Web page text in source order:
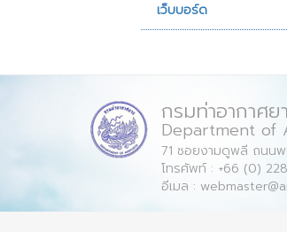
เว็บบอร์ด
กรมท่าอากาศย
Department of
71 ซอยงามดูพลี ถนนพ
โทรศัพท์ : +66 (0)
อีเมล :